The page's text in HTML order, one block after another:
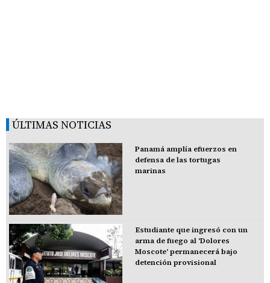
ÚLTIMAS NOTICIAS
Panamá amplía efuerzos en
defensa de las tortugas
marinas
Estudiante que ingresó con un
arma de fuego al 'Dolores
Moscote' permanecerá bajo
detención provisional